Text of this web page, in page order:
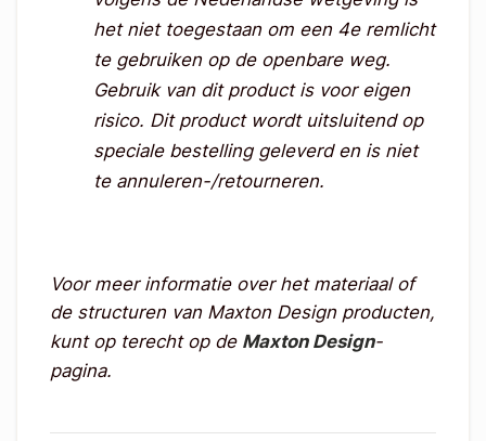
het niet toegestaan om een 4e remlicht
te gebruiken op de openbare weg.
Gebruik van dit product is voor eigen
risico. Dit product wordt uitsluitend op
speciale bestelling geleverd en is niet
te annuleren-/retourneren.
Voor meer informatie over het materiaal of
de structuren van Maxton Design producten,
kunt op terecht op de Maxton Design-
pagina.